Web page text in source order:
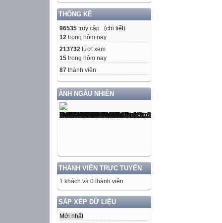
THỐNG KÊ
96535 truy cập (chi tiết)
12 trong hôm nay
213732 lượt xem
15 trong hôm nay
87 thành viên
ẢNH NGẪU NHIÊN
THÀNH VIÊN TRỰC TUYẾN
1 khách và 0 thành viên
SẮP XẾP DỮ LIỆU
Mới nhất